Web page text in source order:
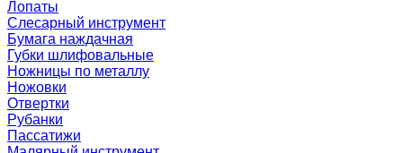
Лопаты
Слесарный инструмент
Бумага наждачная
Губки шлифовальные
Ножницы по металлу
Ножовки
Отвертки
Рубанки
Пассатижи